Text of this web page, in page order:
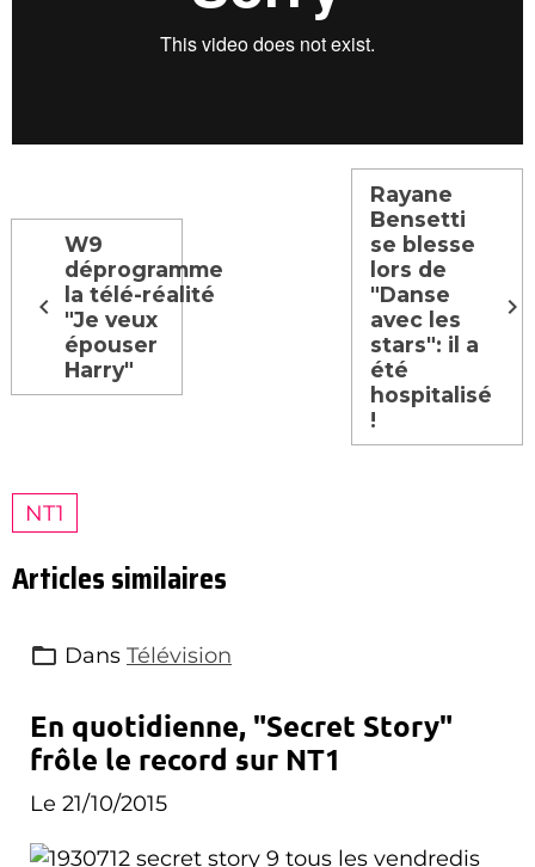
W9
déprogramme
la télé-réalité
"Je veux
épouser
Harry"
Rayane
Bensetti
se blesse
lors de
"Danse
avec les
stars": il a
été
hospitalisé
!
NT1
Articles similaires
Dans Télévision
En quotidienne, "Secret Story"
frôle le record sur NT1
Le 21/10/2015